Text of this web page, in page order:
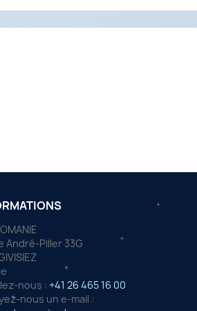
André-Piller 33G
nous : +41 26 465 16 00
nous un e-mail :